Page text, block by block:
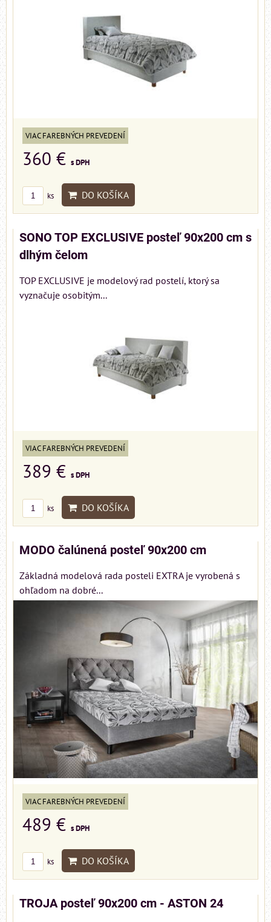
VIAC FAREBNÝCH PREVEDENÍ
360 € s DPH
ks DO KOŠÍKA
SONO TOP EXCLUSIVE posteľ 90x200 cm s
dlhým čelom
TOP EXCLUSIVE je modelový rad postelí, ktorý sa
vyznačuje osobitým...
VIAC FAREBNÝCH PREVEDENÍ
389 € s DPH
ks DO KOŠÍKA
MODO čalúnená posteľ 90x200 cm
Základná modelová rada posteli EXTRA je vyrobená s
ohľadom na dobré...
VIAC FAREBNÝCH PREVEDENÍ
489 € s DPH
ks DO KOŠÍKA
TROJA posteľ 90x200 cm - ASTON 24